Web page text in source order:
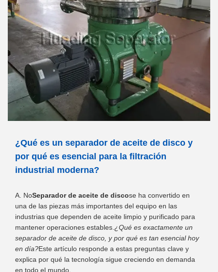
¿Qué es un separador de aceite de disco y
por qué es esencial para la filtración
industrial moderna?
A. NoSeparador de aceite de discose ha convertido en
una de las piezas más importantes del equipo en las
industrias que dependen de aceite limpio y purificado para
mantener operaciones estables. ¿Qué es exactamente un
separador de aceite de disco, y por qué es tan esencial hoy
en día?Este artículo responde a estas preguntas clave y
explica por qué la tecnología sigue creciendo en demanda
en todo el mundo.